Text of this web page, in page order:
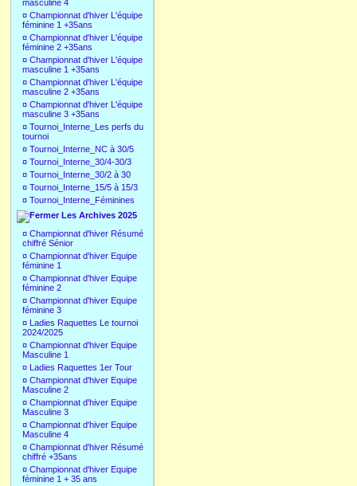
masculine 4
¤ Championnat d'hiver L'équipe
féminine 1 +35ans
¤ Championnat d'hiver L'équipe
féminine 2 +35ans
¤ Championnat d'hiver L'équipe
masculine 1 +35ans
¤ Championnat d'hiver L'équipe
masculine 2 +35ans
¤ Championnat d'hiver L'équipe
masculine 3 +35ans
¤ Tournoi_Interne_Les perfs du
tournoi
¤ Tournoi_Interne_NC à 30/5
¤ Tournoi_Interne_30/4-30/3
¤ Tournoi_Interne_30/2 à 30
¤ Tournoi_Interne_15/5 à 15/3
¤ Tournoi_Interne_Féminines
Les Archives 2025
¤ Championnat d'hiver Résumé
chiffré Sénior
¤ Championnat d'hiver Equipe
féminine 1
¤ Championnat d'hiver Equipe
féminine 2
¤ Championnat d'hiver Equipe
féminine 3
¤ Ladies Raquettes Le tournoi
2024/2025
¤ Championnat d'hiver Equipe
Masculine 1
¤ Ladies Raquettes 1er Tour
¤ Championnat d'hiver Equipe
Masculine 2
¤ Championnat d'hiver Equipe
Masculine 3
¤ Championnat d'hiver Equipe
Masculine 4
¤ Championnat d'hiver Résumé
chiffré +35ans
¤ Championnat d'hiver Equipe
féminine 1 + 35 ans